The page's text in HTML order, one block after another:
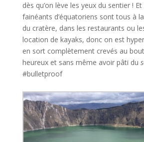
dès qu’on lève les yeux du sentier !
fainéants d’équatoriens sont tous à
du cratère, dans les restaurants ou
location de kayaks, donc on est
en sort complètement crevés au
heureux et sans même avoir pâti du
#bulletproof